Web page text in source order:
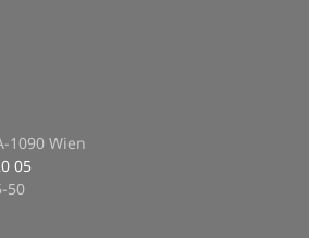
1090 Wien
05
50